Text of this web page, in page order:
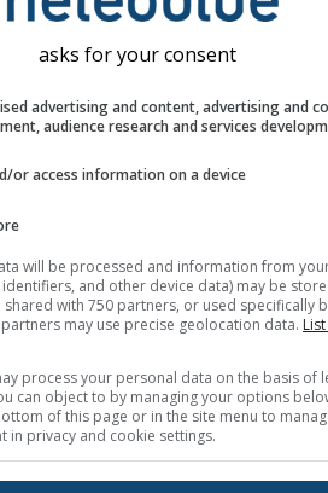
asks for your consent
advertising and content, advertising and
audience research and services
or access information on a device
will be processed and information from
and other device data) may be
shared with 750 partners, or used specifically
may use precise geolocation data.
process your personal data on the basis of
can object to by managing your options
of this page or in the site menu to
in privacy and cookie settings.